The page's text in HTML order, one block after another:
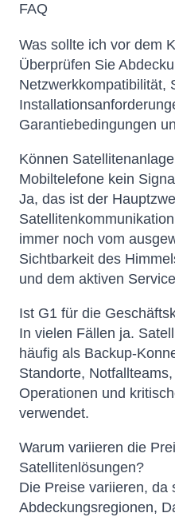
FAQ
Was sollte ich vor dem
Überprüfen Sie
Netzwerkkompatibilität,
Garantiebedingungen
Können
Mobiltelefone kein
Ja, das ist der
immer noch vom
Sichtbarkeit des
und dem aktiven
Ist G1 für die
In vielen Fällen ja.
häufig als Backup-
Standorte,
Operationen und
verwendet.
Warum variieren die
Satellitenlösungen?
Die Preise variieren, da
Abdeckungsregionen,